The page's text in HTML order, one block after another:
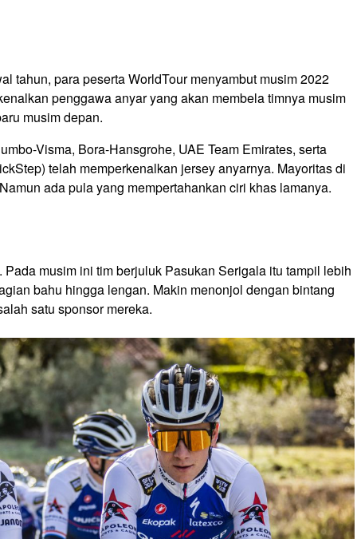
tahun, para peserta WorldTour menyambut musim 2022
penggawa anyar yang akan membela timnya musim
musim depan.
Visma, Bora-Hansgrohe, UAE Team Emirates, serta
telah memperkenalkan jersey anyarnya. Mayoritas di
ada pula yang mempertahankan ciri khas lamanya.
musim ini tim berjuluk Pasukan Serigala itu tampil lebih
bahu hingga lengan. Makin menonjol dengan bintang
satu sponsor mereka.